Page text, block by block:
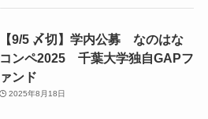
【9/5 〆切】学内公募 なのはな
コンペ2025 千葉大学独自GAPフ
ァンド
2025年8月18日